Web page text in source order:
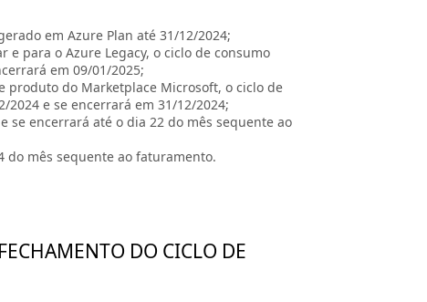
em Azure Plan até 31/12/2024;
e para o Azure Legacy, o ciclo de consumo
em 09/01/2025;
produto do Marketplace Microsoft, o ciclo de
e se encerrará em 31/12/2024;
se encerrará até o dia 22 do mês sequente ao
do mês sequente ao faturamento.
DO CICLO DE